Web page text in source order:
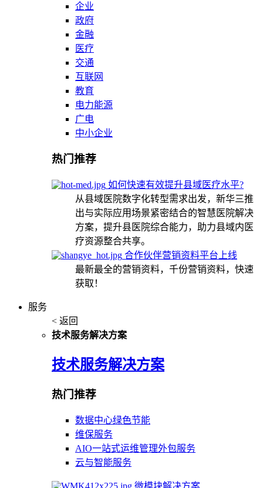
企业
政府
金融
医疗
交通
互联网
教育
电力能源
广电
中小企业
热门推荐
如何快速有效提升县域医疗水平?
从县域医院数字化转型需求出发，新华三推
出与实际应用场景紧密结合的智慧医院解决
方案，提升县医院综合能力，助力县域内医
疗资源整合共享。
合作伙伴营销资料平台上线
最新最全的营销资料，千份营销资料，快速
获取！
服务
< 返回
技术服务解决方案
技术服务解决方案
热门推荐
数据中心绿色节能
维保服务
AIO一站式运维管理外包服务
云与智能服务
微模块解决方案